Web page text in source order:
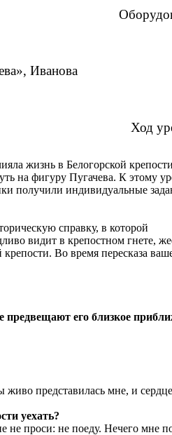
Иванова
Ход
жизнь в Белогорской
на фигуру Пугачева. К
получили индивидуальные
справку, в которой
видит в крепостном гнете,
Во время пересказа
предвещают его близкое
представилась мне, и
уехать?
проси: не поеду. Нечего мне